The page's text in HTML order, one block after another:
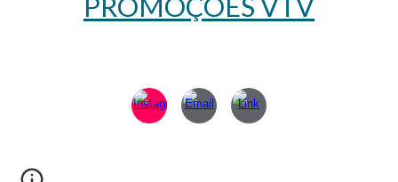
PROMOÇÕES VTV